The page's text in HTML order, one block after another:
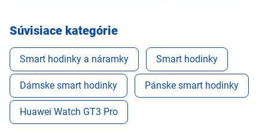
Súvisiace kategórie
Smart hodinky a náramky Smart hodinky
Dámske smart hodinky Pánske smart hodinky
Huawei Watch GT3 Pro